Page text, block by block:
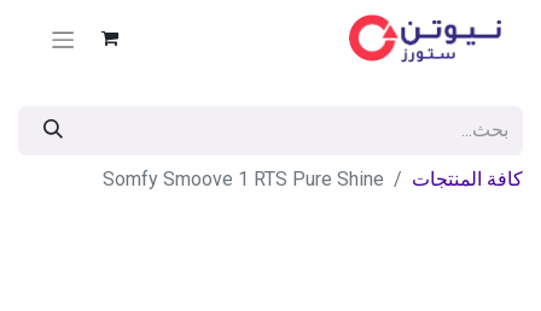
كافة المنتجات Somfy Smoove 1 RTS Pure Shine